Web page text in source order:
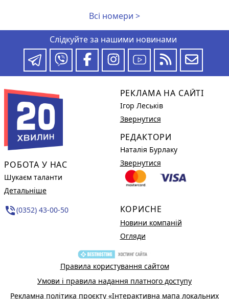
Всі номери >
Слідкуйте за нашими новинами
РОБОТА У НАС
Шукаєм таланти
Детальніше
phone_in_talk(0352) 43-00-50
РЕКЛАМА НА САЙТІ
Ігор Леськів
Звернутися
РЕДАКТОРИ
Наталія Бурлаку
Звернутися
КОРИСНЕ
Новини компаній
Огляди
Правила користування сайтом
Умови і правила надання платного доступу
Рекламна політика проєкту «Інтерактивна мапа локальних